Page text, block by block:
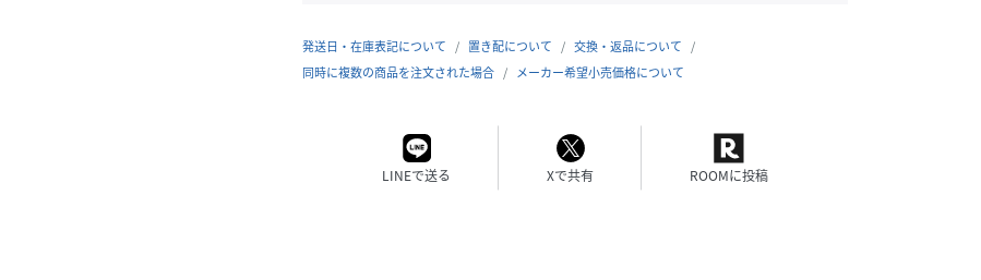
発送日・在庫表記について 置き配について
交換・返品について
同時に複数の商品を注文された場合
メーカー希望小売価格について
LINEで送る Xで共有 ROOMに投稿